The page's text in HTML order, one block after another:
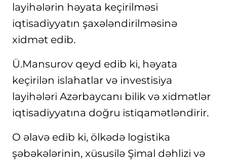
layihələrin həyata keçirilməsi
iqtisadiyyatın şaxələndirilməsinə
xidmət edib.
Ü.Mansurov qeyd edib ki, həyata
keçirilən islahatlar və investisiya
layihələri Azərbaycanı bilik və xidmətlər
iqtisadiyyatına doğru istiqamətləndirir.
O əlavə edib ki, ölkədə logistika
şəbəkələrinin, xüsusilə Şimal dəhlizi və